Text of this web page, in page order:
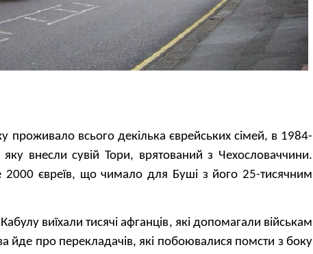
проживало всього декілька єврейських сімей, в 1984-
внесли сувій Тори, врятований з Чехословаччини.
2000 євреїв, що чимало для Буші з його 25-тисячним
виїхали тисячі афганців, які допомагали військам
йде про перекладачів, які побоювалися помсти з боку